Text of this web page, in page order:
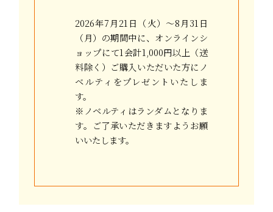
2026年7月21日（火）〜8月31日
（月）の期間中に、オンラインシ
ョップにて1会計1,000円以上（送
料除く）ご購入いただいた方にノ
ベルティをプレゼントいたしま
す。
※ノベルティはランダムとなりま
す。ご了承いただきますようお願
いいたします。